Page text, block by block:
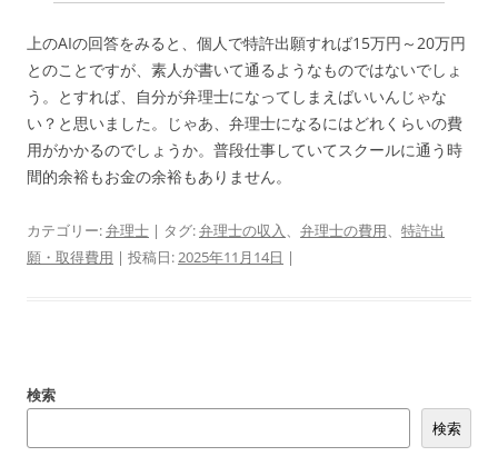
上のAIの回答をみると、個人で特許出願すれば15万円～20万円
とのことですが、素人が書いて通るようなものではないでしょ
う。とすれば、自分が弁理士になってしまえばいいんじゃな
い？と思いました。じゃあ、弁理士になるにはどれくらいの費
用がかかるのでしょうか。普段仕事していてスクールに通う時
間的余裕もお金の余裕もありません。
カテゴリー:弁理士 | タグ:弁理士の収入、 弁理士の費用、 特許出
願・取得費用 | 投稿日:2025年11月14日 |
検索
検索